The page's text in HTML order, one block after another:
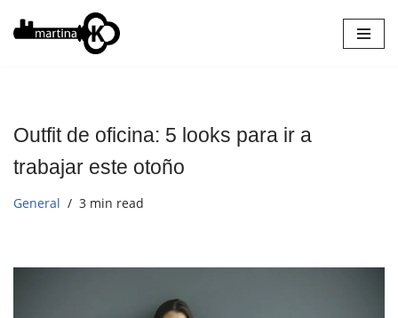
Outfit de oficina: 5 looks para ir a
trabajar este otoño
General 3 min read